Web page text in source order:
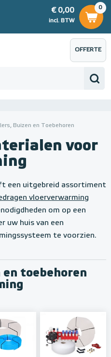
0
€ 0,00
incl. BTW
€ 0,00
OFFERTE
AANVRAGEN
Buizen en Toebehoren
voor
een uitgebreid assortiment
vloerverwarming
om op een
uw huis van een
te voorzien.
toebehoren